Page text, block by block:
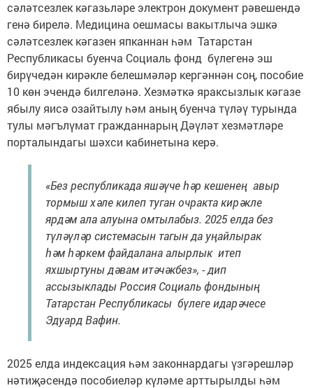
сәләтсезлек кәгазьләре электрон документ рәвешендә
генә бирелә. Медицина оешмасы вакытлыча эшкә
сәләтсезлек кәгазен япканнан һәм Татарстан
Республикасы буенча Социаль фонд бүлегенә эш
бирүчедән кирәкле белешмәләр кергәннән соң, пособие
10 көн эчендә билгеләнә. Хезмәткә яраксызлык кәгазе
ябылу яисә озайтылу һәм аның буенча түләү турында
тулы мәгълүмат гражданнарың Дәүләт хезмәтләре
порталындагы шәхси кабинетына керә.
«Без республикада яшәүче һәр кешенең авыр
тормыш хәле килеп туган очракта кирәкле
ярдәм ала алуына омтылабыз. 2025 елда без
түләүләр системасын тагын да уңайлырак
һәм һәркем файдалана алырлык итеп
яхшыртуны дәвам итәчәкбез», - дип
ассызыклады Россия Социаль фондының
Татарстан Республикасы бүлеге идарәчесе
Эдуард Вафин.
2025 елда индексация һәм законнардагы үзгәрешләр
нәтиҗәсендә пособиеләр күләме арттырылды һәм